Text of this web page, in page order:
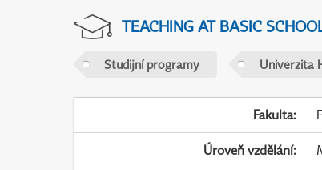
TEACHING AT BASIC
Studijní programy Univerzita
Fakulta:
Úroveň vzdělání: